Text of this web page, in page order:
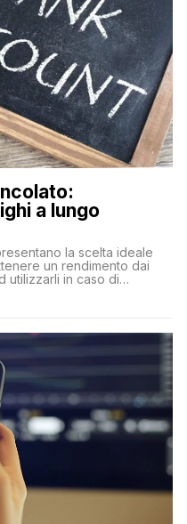
a lungo
la scelta ideale
un rendimento dai
utilizzarli in caso di
vincolate tradizionali,
[…]